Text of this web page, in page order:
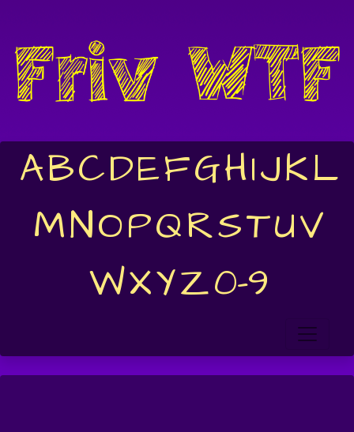
ABCDEFGHIJKL
MNOPQRSTUV
WXYZ0-9